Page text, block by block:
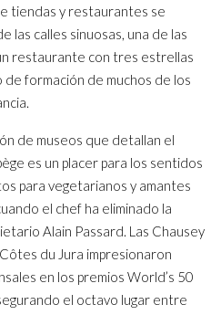
tiendas y restaurantes se
las calles sinuosas, una de las
restaurante con tres estrellas
de formación de muchos de los
de museos que detallan el
es un placer para los sentidos
para vegetarianos y amantes
el chef ha eliminado la
Alain Passard. Las Chausey
du Jura impresionaron
en los premios World’s 50
el octavo lugar entre